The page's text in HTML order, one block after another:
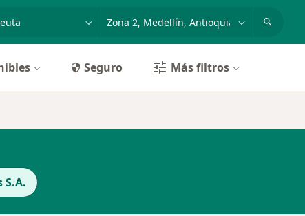
Seguro Más filtros
S.A.